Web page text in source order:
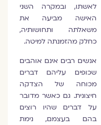
לאשתו, ובמקרה השני
האישה מביעה את
משאלתה ותחושותיה,
כחלק מהזמנתה למיטה.
אנשים רבים אינם אוהבים
שכופים עליהם דברים
מכוחה של הצדקה
חיצונית. גם כאשר מדובר
על דברים שהיו רוצים
בהם בעצמם, נימת